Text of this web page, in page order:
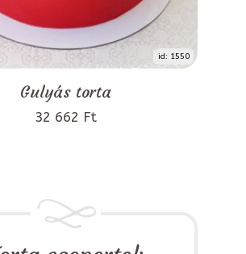
id: 1550
Gulyás torta
32 662 Ft